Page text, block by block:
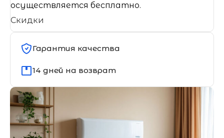
осуществляется бесплатно.
Скидки
Гарантия качества
14 дней на возврат